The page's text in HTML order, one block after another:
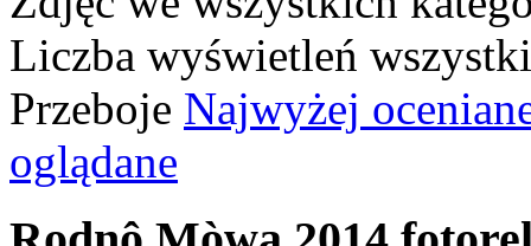
Liczba wyświetleń
Przeboje Najwyżej
oglądane